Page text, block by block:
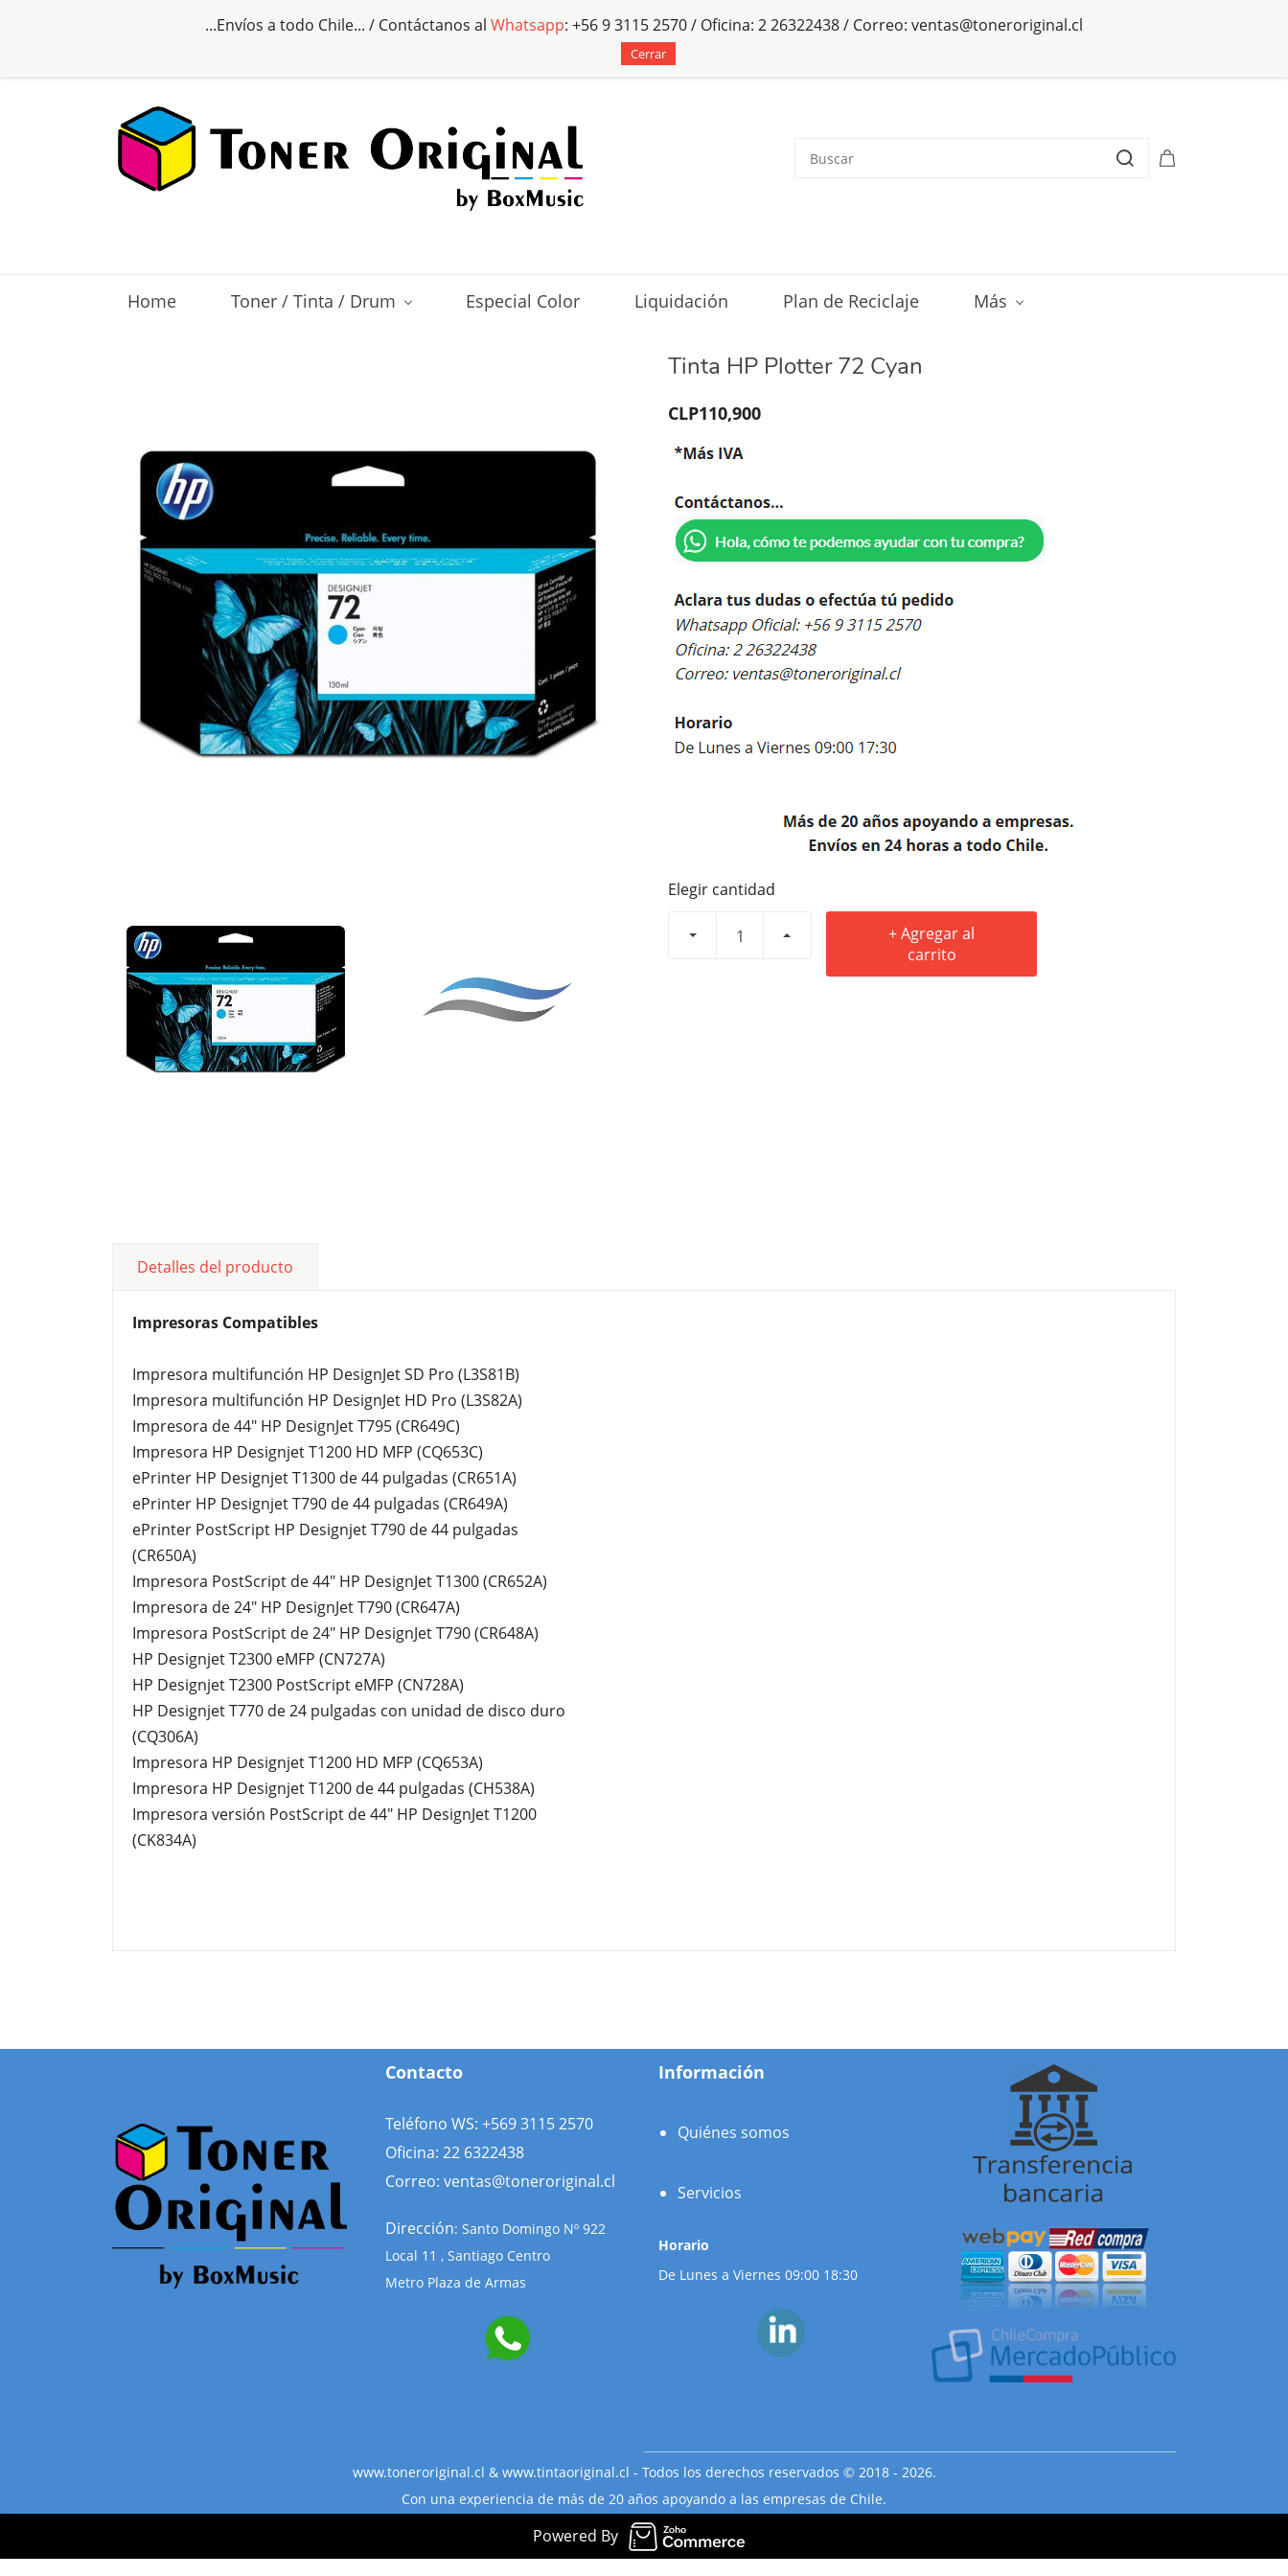
Home Toner / Tinta / Drum Especial Color Liquidación Plan de Reciclaje Más
Tinta HP Plotter 72 Cyan
CLP110,900
Elegir cantidad
+ Agregar al
carrito
Detalles del producto
Impresoras Compatibles
Impresora multifunción HP DesignJet SD Pro (L3S81B)
Impresora multifunción HP DesignJet HD Pro (L3S82A)
Impresora de 44" HP DesignJet T795 (CR649C)
Impresora HP Designjet T1200 HD MFP (CQ653C)
ePrinter HP Designjet T1300 de 44 pulgadas (CR651A)
ePrinter HP Designjet T790 de 44 pulgadas (CR649A)
ePrinter PostScript HP Designjet T790 de 44 pulgadas
(CR650A)
Impresora PostScript de 44" HP DesignJet T1300 (CR652A)
Impresora de 24" HP DesignJet T790 (CR647A)
Impresora PostScript de 24" HP DesignJet T790 (CR648A)
HP Designjet T2300 eMFP (CN727A)
HP Designjet T2300 PostScript eMFP (CN728A)
HP Designjet T770 de 24 pulgadas con unidad de disco duro
(CQ306A)
Impresora HP Designjet T1200 HD MFP (CQ653A)
Impresora HP Designjet T1200 de 44 pulgadas (CH538A)
Impresora versión PostScript de 44" HP DesignJet T1200
(CK834A)
Contacto
Teléfono WS: +569 3115 2570
Oficina: 22 6322438
Correo: ventas@toneroriginal.cl
Dirección: Santo Domingo Nº 922
Local 11 , Santiago Centro
Metro Plaza de Armas
Información
Quiénes somos
Servicios
Horario
De Lunes a Viernes 09:00 18:30
www.toneroriginal.cl & www.tintaoriginal.cl - Todos los derechos reservados © 2018 - 2026.
Con una experiencia de más de 20 años apoyando a las empresas de Chile.
Powered By
...Envíos a todo Chile... / Contáctanos al Whatsapp: +56 9 3115 2570 / Oficina: 2 26322438 / Correo: ventas@toneroriginal.cl
Cerrar